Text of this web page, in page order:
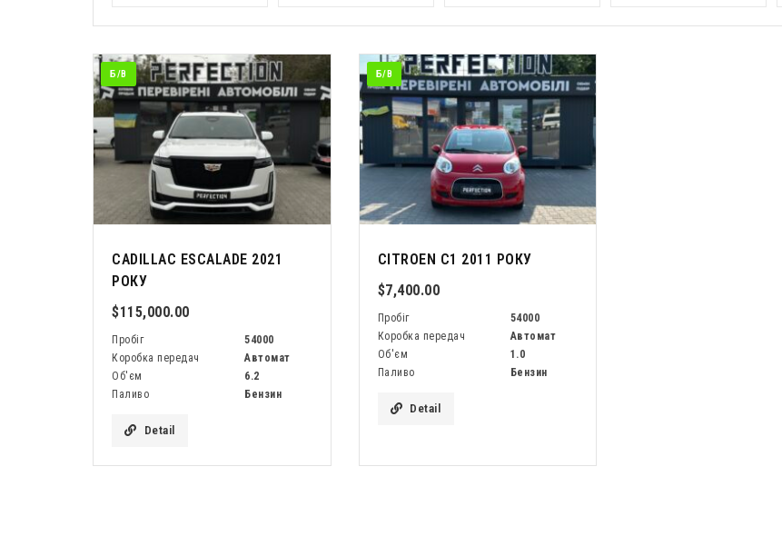
Б/В
CADILLAC ESCALADE 2021
РОКУ
$115,000.00
Пробіг
54000
Коробка передач
Автомат
Об'єм
6.2
Паливо
Бензин
Detail
Б/В
CITROEN C1 2011 РОКУ
$7,400.00
Пробіг
54000
Коробка передач
Автомат
Об'єм
1.0
Паливо
Бензин
Detail